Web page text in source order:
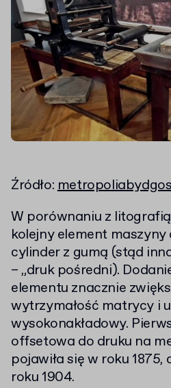
Źródło:
W porównaniu z
kolejny element
cylinder z gumą (stąd
– „druk pośredni).
elementu znacznie
wytrzymałość matrycy i
wysokonakładowy.
offsetowa do druku na
pojawiła się w roku
roku 1904.